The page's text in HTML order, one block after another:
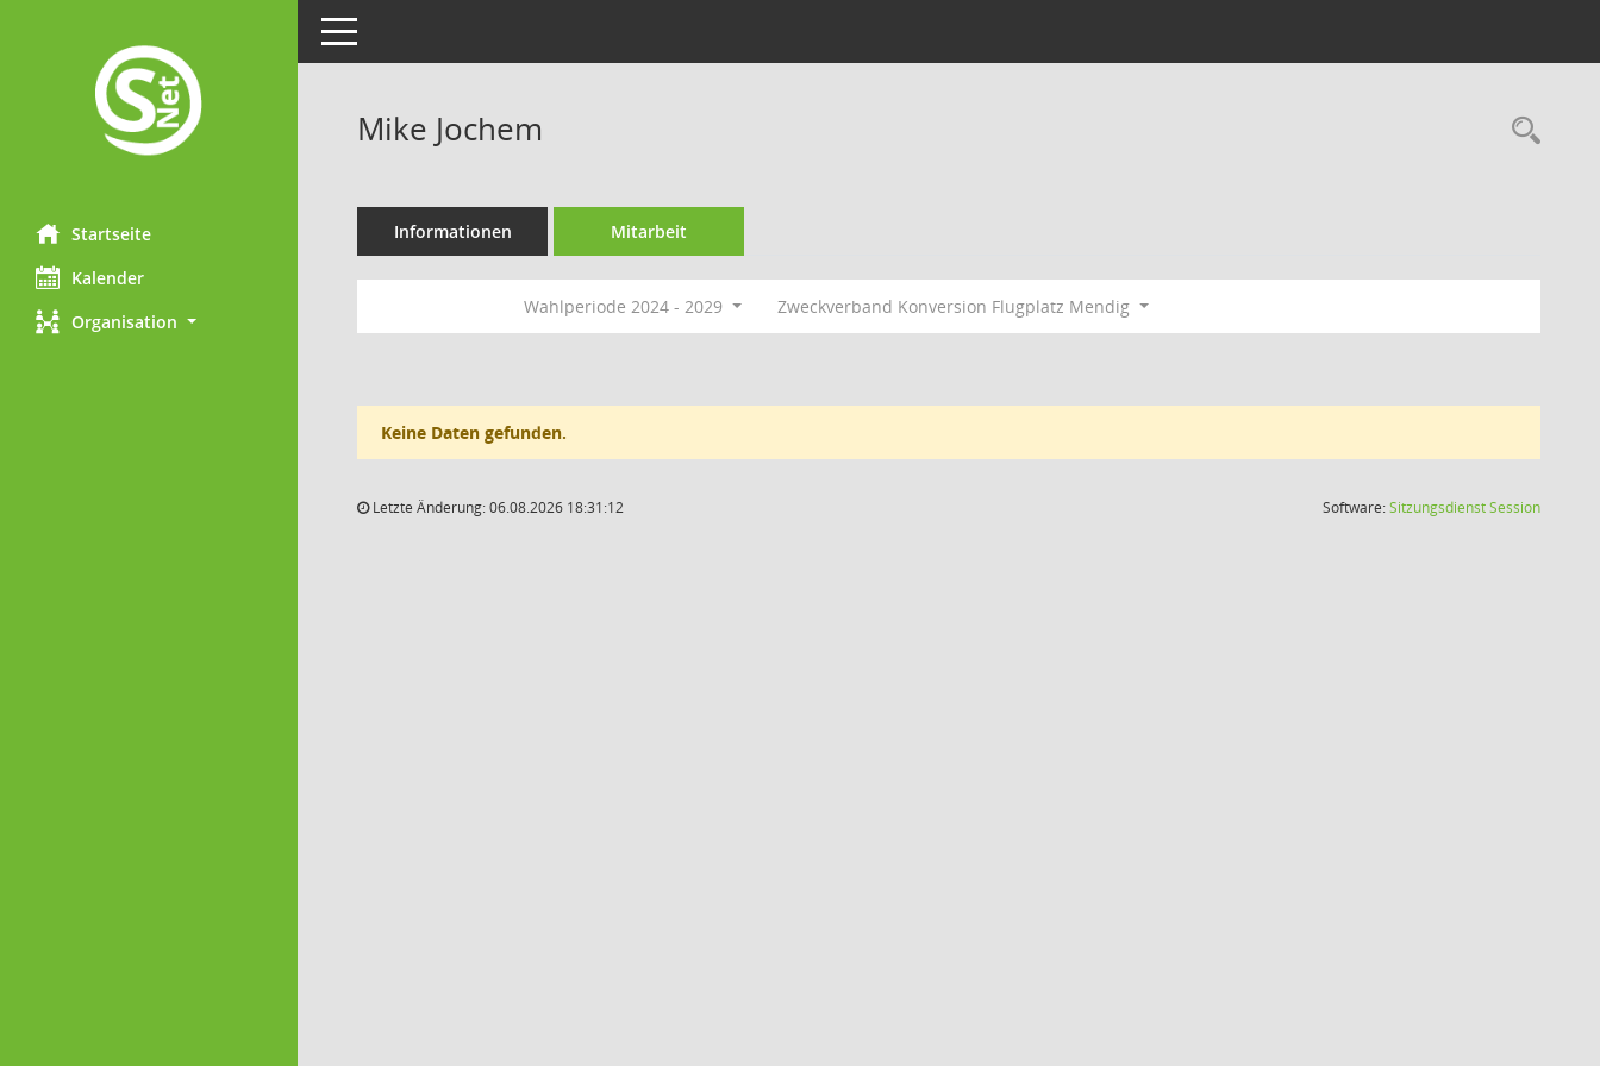
Startseite
Kalender
Organisation
Toggle navigation
Mike Jochem
Informationen Mitarbeit
Wahlperiode 2024 - 2029 Zweckverband Konversion Flugplatz Mendig
Keine Daten gefunden.
Letzte Änderung: 06.08.2026 18:31:12 Software:SitzungsdienstSession(Wird in